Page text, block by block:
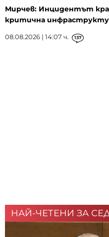
Мирчев: Инцидентът
критична
08.08.2026 | 14:07 ч. 137
НАЙ-ЧЕТЕНИ ЗА